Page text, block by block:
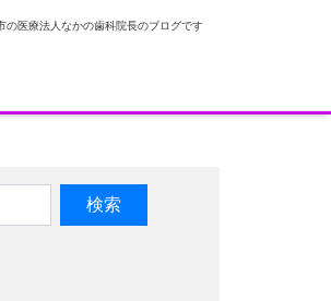
の医療法人なかの歯科院長のブログです